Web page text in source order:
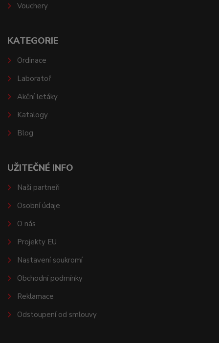
Vouchery
KATEGORIE
Ordinace
Laboratoř
Akční letáky
Katalogy
Blog
UŽITEČNÉ INFO
Naši partneři
Osobní údaje
O nás
Projekty EU
Nastavení soukromí
Obchodní podmínky
Reklamace
Odstoupení od smlouvy